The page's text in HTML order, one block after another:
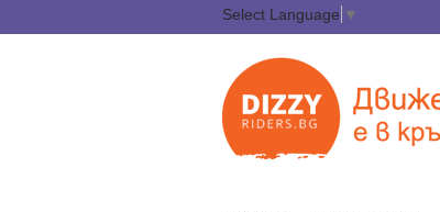
Select Language ▼